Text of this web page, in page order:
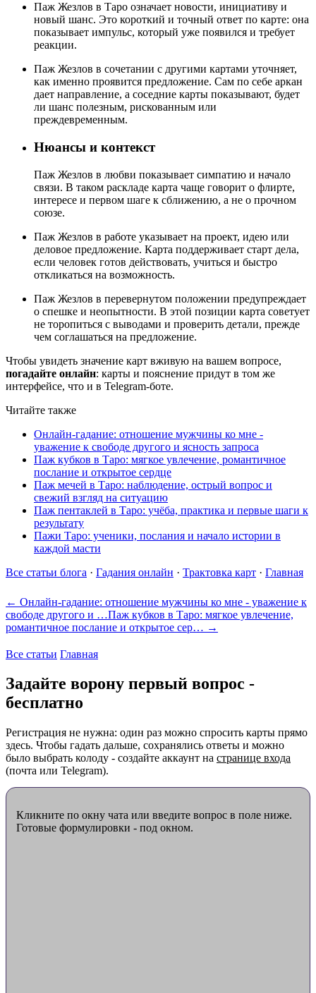
Паж Жезлов в Таро означает новости, инициативу и
новый шанс. Это короткий и точный ответ по карте: она
показывает импульс, который уже появился и требует
реакции.
Паж Жезлов в сочетании с другими картами уточняет,
как именно проявится предложение. Сам по себе аркан
дает направление, а соседние карты показывают, будет
ли шанс полезным, рискованным или
преждевременным.
Нюансы и контекст
Паж Жезлов в любви показывает симпатию и начало
связи. В таком раскладе карта чаще говорит о флирте,
интересе и первом шаге к сближению, а не о прочном
союзе.
Паж Жезлов в работе указывает на проект, идею или
деловое предложение. Карта поддерживает старт дела,
если человек готов действовать, учиться и быстро
откликаться на возможность.
Паж Жезлов в перевернутом положении предупреждает
о спешке и неопытности. В этой позиции карта советует
не торопиться с выводами и проверить детали, прежде
чем соглашаться на предложение.
Чтобы увидеть значение карт вживую на вашем вопросе,
погадайте онлайн: карты и пояснение придут в том же
интерфейсе, что и в Telegram-боте.
Читайте также
Онлайн-гадание: отношение мужчины ко мне -
уважение к свободе другого и ясность запроса
Паж кубков в Таро: мягкое увлечение, романтичное
послание и открытое сердце
Паж мечей в Таро: наблюдение, острый вопрос и
свежий взгляд на ситуацию
Паж пентаклей в Таро: учёба, практика и первые шаги к
результату
Пажи Таро: ученики, послания и начало истории в
каждой масти
Все статьи блога · Гадания онлайн · Трактовка карт · Главная
← Онлайн-гадание: отношение мужчины ко мне - уважение к
свободе другого и …Паж кубков в Таро: мягкое увлечение,
романтичное послание и открытое сер… →
Все статьи Главная
Задайте ворону первый вопрос -
бесплатно
Регистрация не нужна: один раз можно спросить карты прямо
здесь. Чтобы гадать дальше, сохранялись ответы и можно
было выбрать колоду - создайте аккаунт на странице входа
(почта или Telegram).
Кликните по окну чата или введите вопрос в поле ниже.
Готовые формулировки - под окном.